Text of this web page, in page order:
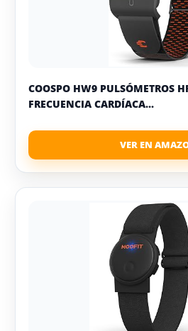
COOSPO HW9 PULSÓMETROS
FRECUENCIA CARDÍACA...